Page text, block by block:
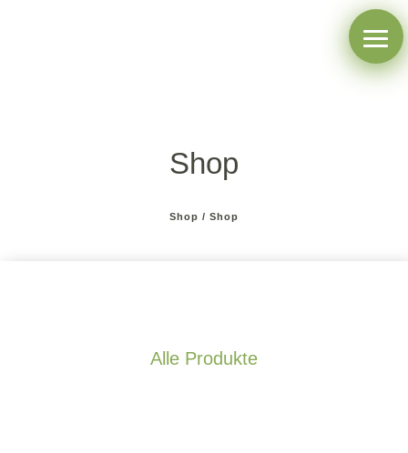
Shop
Shop / Shop
Alle Produkte